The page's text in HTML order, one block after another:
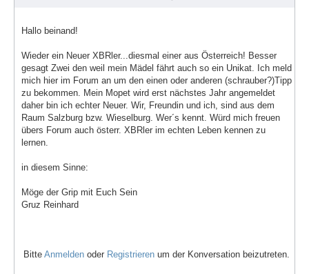
Hallo beinand!
Wieder ein Neuer XBRler...diesmal einer aus Österreich! Besser
gesagt Zwei den weil mein Mädel fährt auch so ein Unikat. Ich meld
mich hier im Forum an um den einen oder anderen (schrauber?)Tipp
zu bekommen. Mein Mopet wird erst nächstes Jahr angemeldet
daher bin ich echter Neuer. Wir, Freundin und ich, sind aus dem
Raum Salzburg bzw. Wieselburg. Wer´s kennt. Würd mich freuen
übers Forum auch österr. XBRler im echten Leben kennen zu
lernen.
in diesem Sinne:
Möge der Grip mit Euch Sein
Gruz Reinhard
Bitte Anmelden oder Registrieren um der Konversation beizutreten.